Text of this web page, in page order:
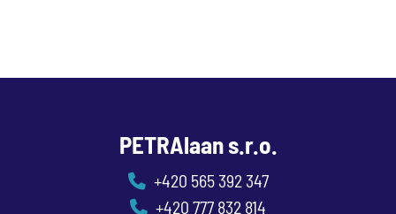
PETRAlaan s.r.o.
+420 565 392 347
+420 777 832 814